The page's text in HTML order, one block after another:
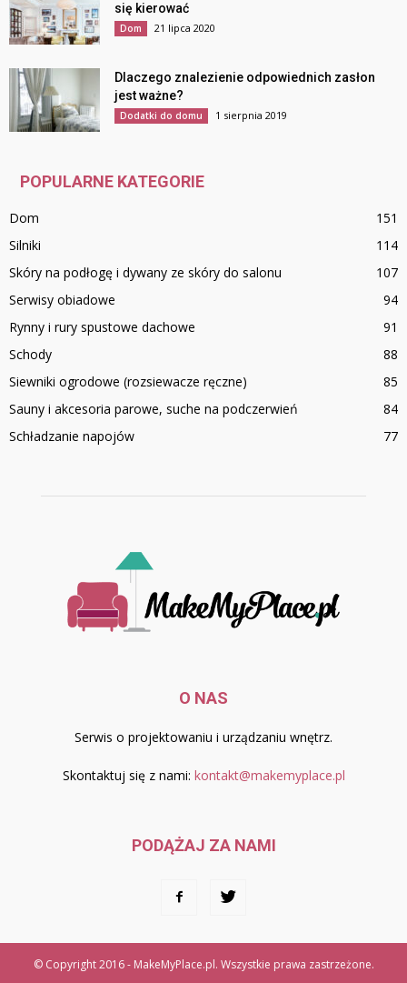
się kierować
Dom 21 lipca 2020
Dlaczego znalezienie odpowiednich zasłon
jest ważne?
Dodatki do domu 1 sierpnia 2019
POPULARNE KATEGORIE
Dom
151
Silniki
114
Skóry na podłogę i dywany ze skóry do salonu
107
Serwisy obiadowe
94
Rynny i rury spustowe dachowe
91
Schody
88
Siewniki ogrodowe (rozsiewacze ręczne)
85
Sauny i akcesoria parowe, suche na podczerwień
84
Schładzanie napojów
77
O NAS
Serwis o projektowaniu i urządzaniu wnętrz.
Skontaktuj się z nami: kontakt@makemyplace.pl
PODĄŻAJ ZA NAMI
© Copyright 2016 - MakeMyPlace.pl. Wszystkie prawa zastrzeżone.